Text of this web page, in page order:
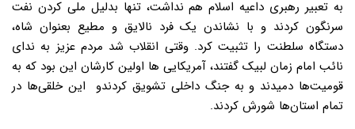
به تعبیر رهبری داعیه اسلام هم نداشت، تنها بدلیل ملی کردن نفت
سرنگون کردند و با نشاندن یک فرد نالایق و مطیع بعنوان شاه،
دستگاه سلطنت را تثبیت کرد. وقتی انقلاب شد مردم عزیز به ندای
نائب امام زمان لبیک گفتند، آمریکایی ها اولین کارشان این بود که به
قومیت‌ها دمیدند و به جنگ داخلی تشویق کردندو این خلقی‌ها در
تمام استان‌ها شورش کردند.